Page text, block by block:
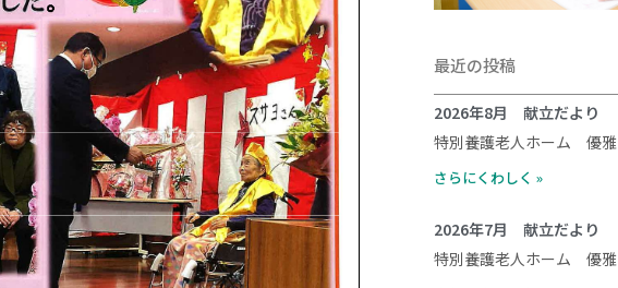
最近の投稿
2026年8月 献立だより
特別養護老人ホーム 優雅
さらにくわしく »
2026年7月 献立だより
特別養護老人ホーム 優雅